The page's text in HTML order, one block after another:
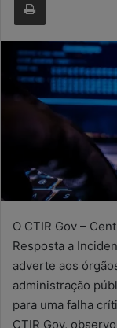
O CTIR Gov –
Resposta a
adverte aos
administração
para uma falha
CTIR Gov,